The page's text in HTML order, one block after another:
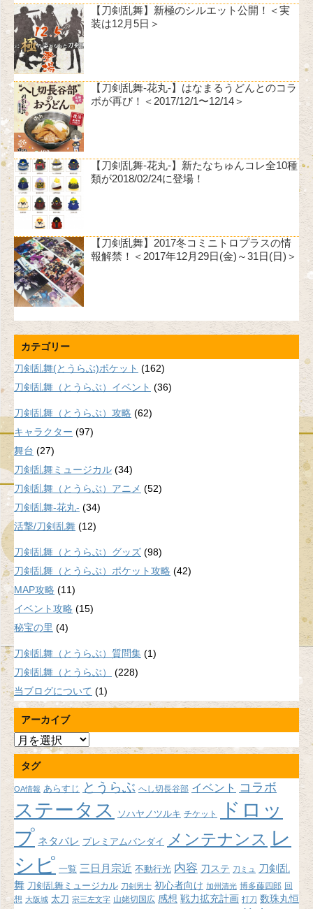
【刀剣乱舞】新極のシルエット公開！＜実
装は12月5日＞
【刀剣乱舞-花丸-】はなまるうどんとのコラ
ボが再び！＜2017/12/1〜12/14＞
【刀剣乱舞-花丸-】新たなちゅんコレ全10種
類が2018/02/24に登場！
【刀剣乱舞】2017冬コミニトロプラスの情
報解禁！＜2017年12月29日(金)～31日(日)＞
カテゴリー
刀剣乱舞(とうらぶ)ポケット (162)
刀剣乱舞（とうらぶ）イベント (36)
刀剣乱舞（とうらぶ）攻略 (62)
キャラクター (97)
舞台 (27)
刀剣乱舞ミュージカル (34)
刀剣乱舞（とうらぶ）アニメ (52)
刀剣乱舞-花丸- (34)
活撃/刀剣乱舞 (12)
刀剣乱舞（とうらぶ）グッズ (98)
刀剣乱舞（とうらぶ）ポケット攻略 (42)
MAP攻略 (11)
イベント攻略 (15)
秘宝の里 (4)
刀剣乱舞（とうらぶ）質問集 (1)
刀剣乱舞（とうらぶ）
(228)
当ブログについて (1)
アーカイブ
ア
ー
カ
イ
ブ
タグ
OA情報 あらすじ とうらぶ へし切長谷部 イベント コラボ
ステータス ソハヤノツルキ チケット
ドロッ
プ ネタバレ プレミアムバンダイ メンテナンス レ
シピ 一覧 三日月宗近 不動行光 内容 刀ステ 刀ミュ
刀剣乱
舞 刀剣乱舞ミュージカル 刀剣男士 初心者向け 加州清光 博多藤四郎 回
想 大阪城 太刀 宗三左文字 山姥切国広 感想 戦力拡充計画 打刀 数珠丸恒